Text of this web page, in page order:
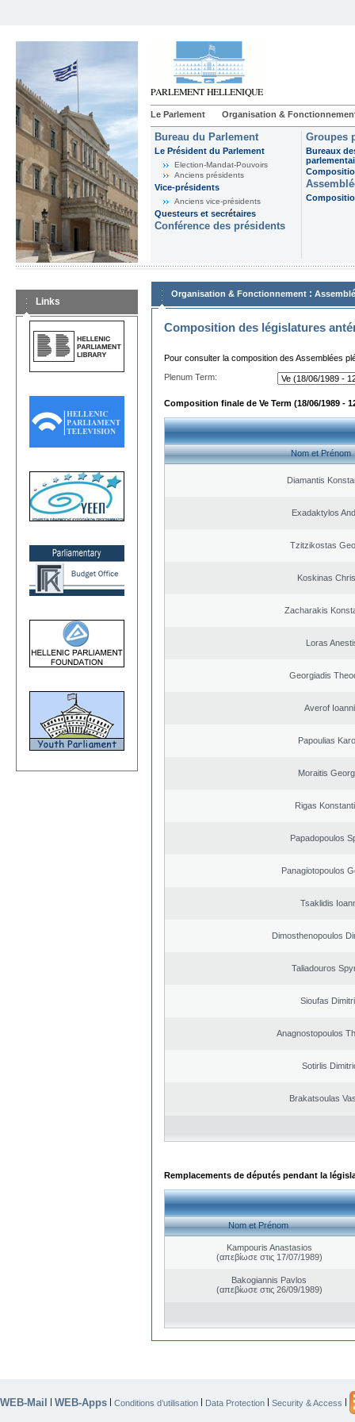
Le Parlement Organisation &
Bureau du Parlement
Le Président du Parlement
Election-Mandat-Pouvoirs
Anciens présidents
Vice-présidents
Anciens vice-présidents
Questeurs et secrétaires
Conférence des présidents
Groupes
Bureaux
Links
Organisation & Fonctionnement :
Composition des législatures
Pour consulter la composition des Assemblées
Plenum Term:
Composition finale de Ve Term (18/06/1989 -
Nom et Prénom
Diamantis
Exadaktylos
Tzitzikostas
Koskinas
Zacharakis
Loras
Georgiadis
Averof
Papoulias
Moraitis
Rigas
Papadopoulos
Panagiotopoulos
Tsaklidis
Dimosthenopoulos
Taliadouros
Sioufas
Anagnostopoulos
Sotirlis
Brakatsoulas
Remplacements de députés pendant la
Nom et Prénom
Kampouris Anastasios
(απεβίωσε στις 17/07/1989)
Bakogiannis Pavlos
(απεβίωσε στις 26/09/1989)
WEB-Mail | WEB-Apps | Conditions d’utilisation | Data Protection | Security & Access |